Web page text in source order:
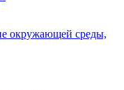
окружающей среды,